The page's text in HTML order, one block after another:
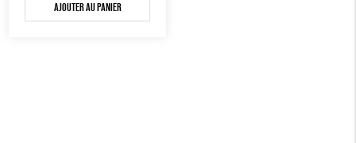
Ajouter au panier